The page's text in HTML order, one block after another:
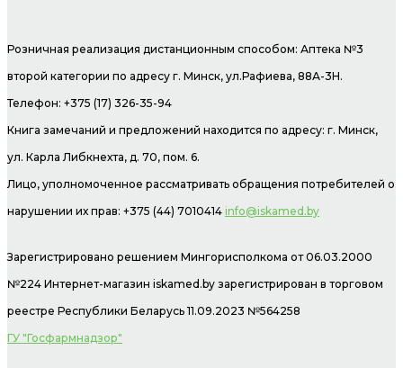
Розничная реализация дистанционным способом: Аптека №3
второй категории по адресу г. Минск, ул.Рафиева, 88А-3Н.
Телефон: +375 (17) 326-35-94
Книга замечаний и предложений находится по адресу: г. Минск,
ул. Карла Либкнехта, д. 70, пом. 6.
Лицо, уполномоченное рассматривать обращения потребителей о
нарушении их прав: +375 (44) 7010414 info@iskamed.by
Зарегистрировано решением Мингорисполкома от 06.03.2000
№224 Интернет-магазин iskamed.by зарегистрирован в торговом
реестре Республики Беларусь 11.09.2023 №564258
ГУ "Госфармнадзор"